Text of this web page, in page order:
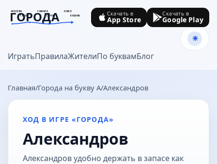
МОСКВА САМАРА
ОМСК
ТУЛА
СОЧИ КАЗАНЬ
ГОРОДА
goroda-na.ru
ИгратьПравилаЖителиПо буквамБлог
Скачать в
App Store
Скачать в
Google Play
Главная Города на букву А Александров
ХОД В ИГРЕ «ГОРОДА»
Александров
Александров удобно держать в запасе как